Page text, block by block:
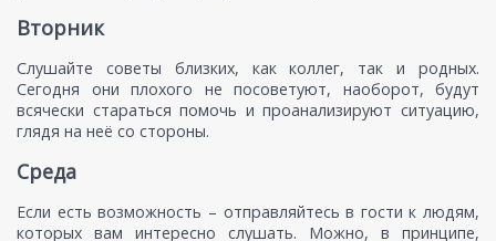
Вторник
Слушайте советы близких, как коллег, так и родных.
Сегодня они плохого не посоветуют, наоборот, будут
всячески стараться помочь и проанализируют ситуацию,
глядя на неё со стороны.
Среда
Если есть возможность – отправляйтесь в гости к людям,
которых вам интересно слушать. Можно, в принципе,